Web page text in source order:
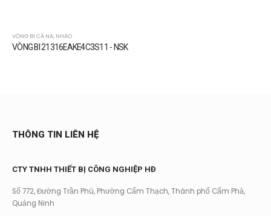
VÒNG BI CÀ NA, NHÀO
VÒNG BI 21316EAKE4C3S11 - NSK
THÔNG TIN LIÊN HỆ
CTY TNHH THIẾT BỊ CÔNG NGHIỆP HĐ
Số 772, Đường Trần Phú, Phường Cẩm Thạch, Thành phố Cẩm Phả,
Quảng Ninh